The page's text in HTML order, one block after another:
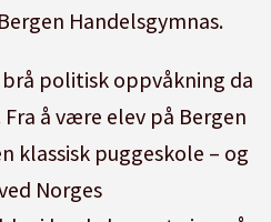
Handelsgymnas.
brå politisk oppvåkning da
å være elev på Bergen
klassisk puggeskole – og
Norges